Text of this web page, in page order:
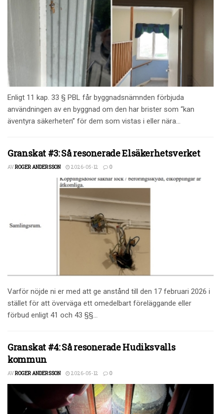
Enligt 11 kap. 33 § PBL får byggnadsnämnden förbjuda
användningen av en byggnad om den har brister som “kan
äventyra säkerheten” för dem som vistas i eller nära...
Granskat #3: Så resonerade Elsäkerhetsverket
AVROGER ANDERSSON 2026-05-12 0
Varför nöjde ni er med att ge anstånd till den 17 februari 2026 i
stället för att överväga ett omedelbart föreläggande eller
förbud enligt 41 och 43 §§...
Granskat #4: Så resonerade Hudiksvalls
kommun
AVROGER ANDERSSON 2026-05-12 0